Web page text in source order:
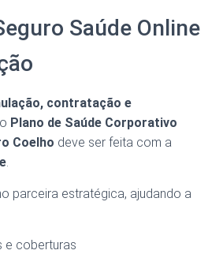
Saúde Online
contratação e
Plano de Saúde Corporativo
Coelho deve ser feita com a
.
parceira estratégica, ajudando a
e coberturas